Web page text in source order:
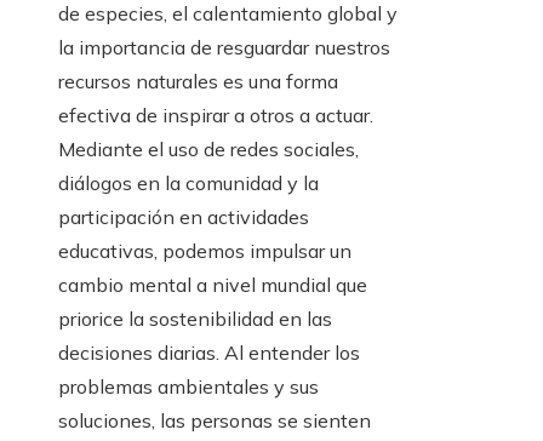
de especies, el calentamiento global y
la importancia de resguardar nuestros
recursos naturales es una forma
efectiva de inspirar a otros a actuar.
Mediante el uso de redes sociales,
diálogos en la comunidad y la
participación en actividades
educativas, podemos impulsar un
cambio mental a nivel mundial que
priorice la sostenibilidad en las
decisiones diarias. Al entender los
problemas ambientales y sus
soluciones, las personas se sienten